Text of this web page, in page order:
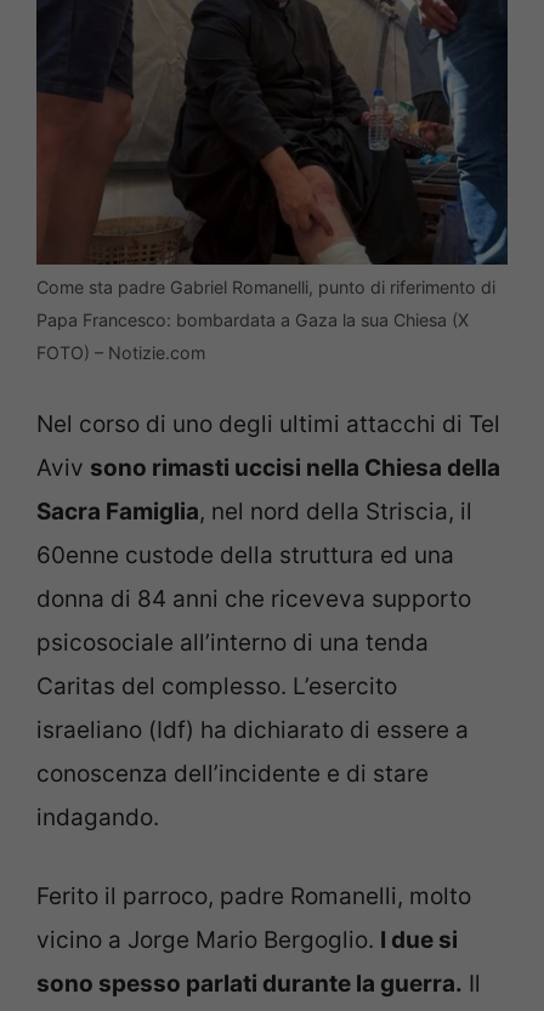
Come sta padre Gabriel Romanelli, punto di riferimento di
Papa Francesco: bombardata a Gaza la sua Chiesa (X
FOTO) – Notizie.com
Nel corso di uno degli ultimi attacchi di Tel
Aviv sono rimasti uccisi nella Chiesa della
Sacra Famiglia, nel nord della Striscia, il
60enne custode della struttura ed una
donna di 84 anni che riceveva supporto
psicosociale all’interno di una tenda
Caritas del complesso. L’esercito
israeliano (Idf) ha dichiarato di essere a
conoscenza dell’incidente e di stare
indagando.
Ferito il parroco, padre Romanelli, molto
vicino a Jorge Mario Bergoglio. I due si
sono spesso parlati durante la guerra. Il